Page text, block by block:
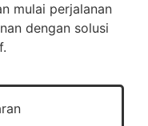
mulai perjalanan
dengan solusi